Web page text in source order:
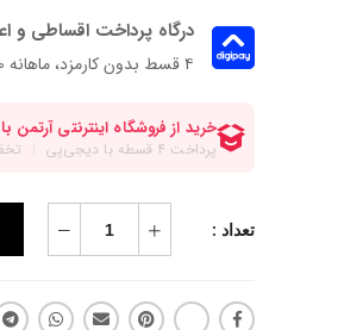
درگاه پرداخت اقساطی و
۴ قسط بدون کارمزد، ماهانه 497,500 تومان
تعداد :